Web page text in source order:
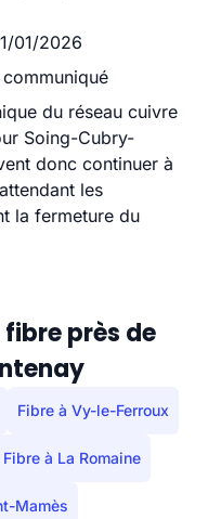
01/2026
du réseau cuivre
Soing-Cubry-
donc continuer à
les
la fermeture du
près de
Fibre à Vy-le-Ferroux
Fibre à La Romaine
Mamès